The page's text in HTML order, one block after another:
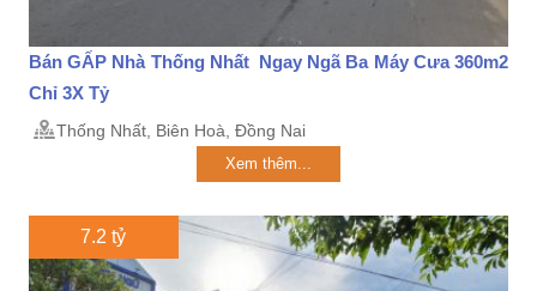
Bán GẤP Nhà Thống Nhất Ngay Ngã Ba Máy Cưa 360m2
Chỉ 3X Tỷ
Thống Nhất, Biên Hoà, Đồng Nai
Xem thêm...
7.2 tỷ